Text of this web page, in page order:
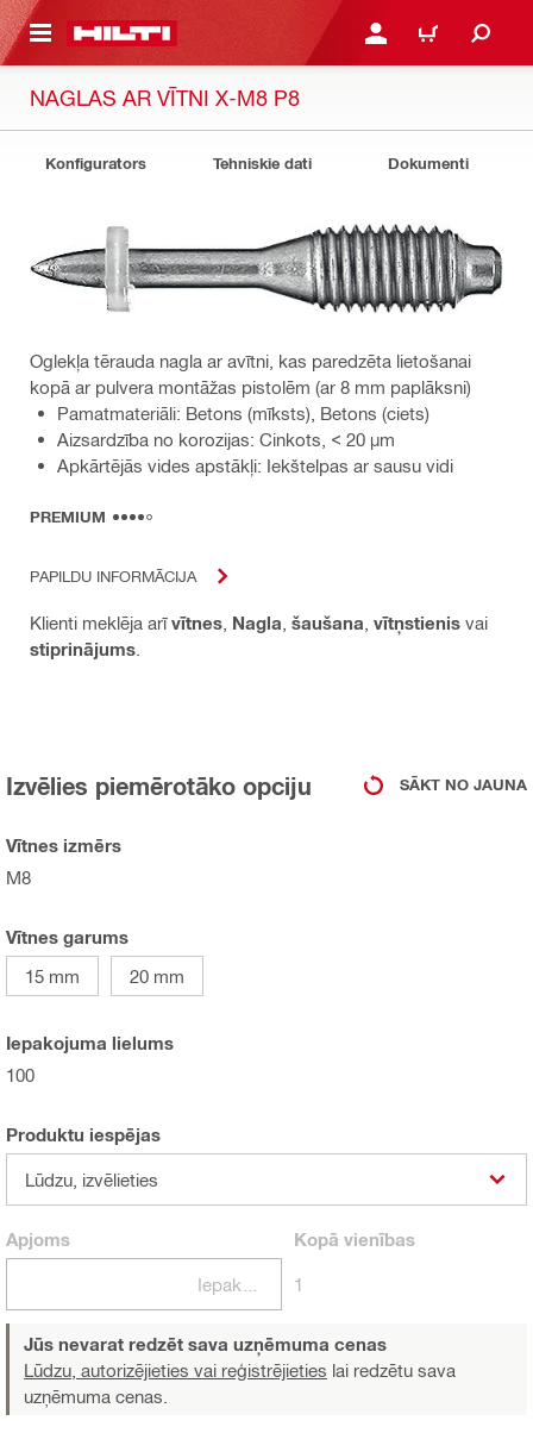
SATURU PIESLĒGTIES VAI
IEPIRKŠANĀS
NAGLAS AR VĪTNI X-M8 P8
Konfigurators Tehniskie dati Dokumenti
Oglekļa tērauda nagla ar avītni, kas paredzēta lietošanai
kopā ar pulvera montāžas pistolēm (ar 8 mm paplāksni)
Pamatmateriāli: Betons (mīksts), Betons (ciets)
Aizsardzība no korozijas: Cinkots, < 20 µm
Apkārtējās vides apstākļi: Iekštelpas ar sausu vidi
PREMIUM
PAPILDU INFORMĀCIJA
Klienti meklēja arīvītnes Nagla šaušana vītņstienis vai
stiprinājums
Izvēlies piemērotāko opciju SĀKT NO JAUNA
Vītnes izmērs
M8
Vītnes garums
15 mm
20 mm
Iepakojuma lielums
100
Produktu iespējas
Lūdzu, izvēlieties
Apjoms Kopā vienības
1
Jūs nevarat redzēt sava uzņēmuma cenas
Lūdzu, autorizējieties vai reģistrējieties lai redzētu sava
uzņēmuma cenas.